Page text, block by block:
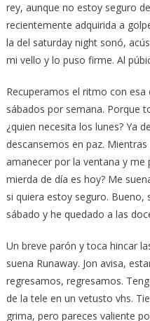
rey, aunque no estoy seguro
recientemente adquirida a
la del saturday night sonó,
mi vello y lo puso firme. Al
Recuperamos el ritmo con esa
sábados por semana. Porque
¿quien necesita los lunes? Ya
descansemos en paz.
amanecer por la ventana y me
mierda de día es hoy? Me
si quiera estoy seguro. Bueno,
sábado y he quedado a las
Un breve parón y toca hincar
suena Runaway. Jon avisa,
regresamos, regresamos.
de la tele en un vetusto vhs.
grima, pero pareces valiente